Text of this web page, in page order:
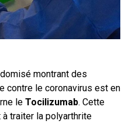
montrant des
contre le coronavirus est en
le Tocilizumab. Cette
traiter la polyarthrite